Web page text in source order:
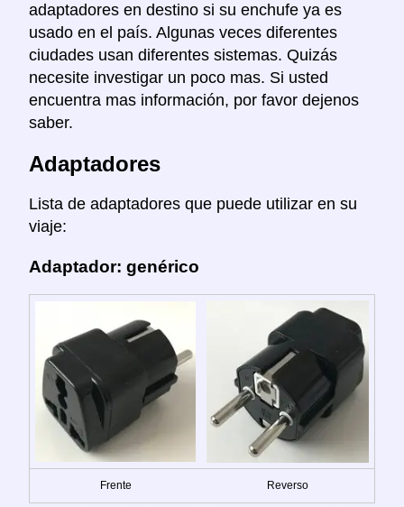
adaptadores en destino si su enchufe ya es
usado en el país. Algunas veces diferentes
ciudades usan diferentes sistemas. Quizás
necesite investigar un poco mas. Si usted
encuentra mas información, por favor dejenos
saber.
Adaptadores
Lista de adaptadores que puede utilizar en su
viaje:
Adaptador: genérico
Frente Reverso